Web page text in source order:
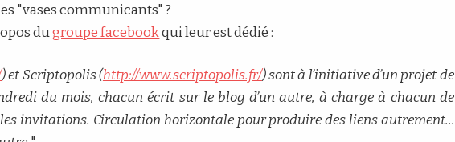
"vases communicants" ?
dugroupe facebook qui leur est dédié :
) et Scriptopolis (http://www.scriptopolis.fr/) sont à l’initiative d’un projet de
du mois, chacun écrit sur le blog d’un autre, à charge à chacun de
invitations. Circulation horizontale pour produire des liens autrement…